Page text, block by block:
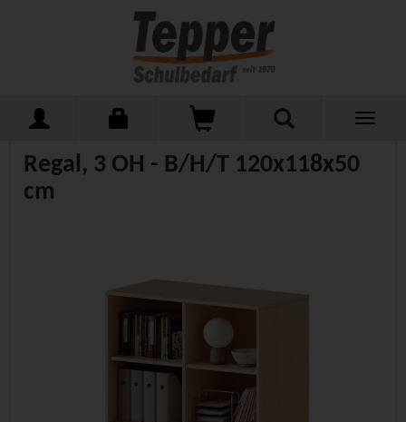
Toggle
Home Schulmöbel Regale allgemein
Regal, 3 OH - B/H/T 120x118x50
cm